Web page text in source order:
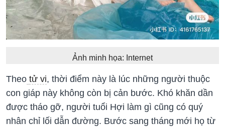
Ảnh minh họa: Internet
Theo tử vi, thời điểm này là lúc những người thuộc
con giáp này không còn bị cản bước. Khó khăn dần
được tháo gỡ, người tuổi Hợi làm gì cũng có quý
nhân chỉ lối dẫn đường. Bước sang tháng mới họ từ